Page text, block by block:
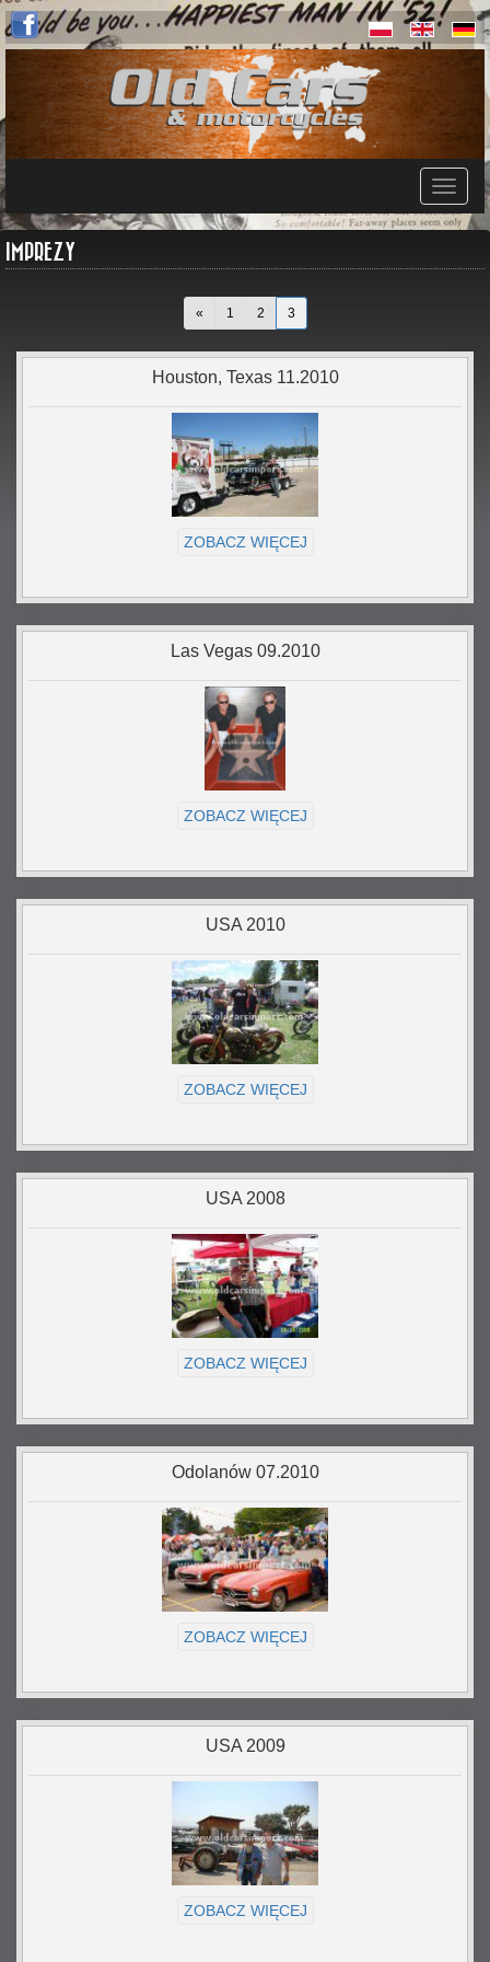
IMPREZY
« 1 2 3(current)
Houston, Texas 11.2010
ZOBACZ WIĘCEJ
Las Vegas 09.2010
ZOBACZ WIĘCEJ
USA 2010
ZOBACZ WIĘCEJ
USA 2008
ZOBACZ WIĘCEJ
Odolanów 07.2010
ZOBACZ WIĘCEJ
USA 2009
ZOBACZ WIĘCEJ